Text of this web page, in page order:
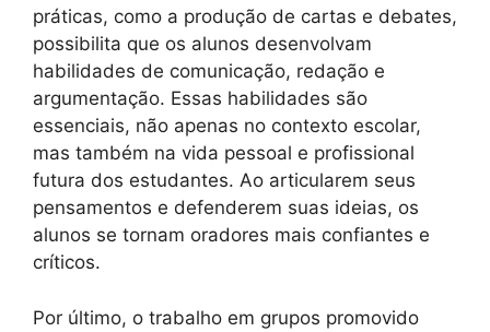
práticas, como a produção de cartas e debates,
possibilita que os alunos desenvolvam
habilidades de comunicação, redação e
argumentação. Essas habilidades são
essenciais, não apenas no contexto escolar,
mas também na vida pessoal e profissional
futura dos estudantes. Ao articularem seus
pensamentos e defenderem suas ideias, os
alunos se tornam oradores mais confiantes e
críticos.
Por último, o trabalho em grupos promovido